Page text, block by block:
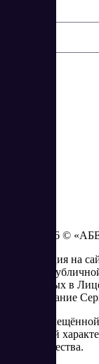
2023 - 2026 ©
Информация на
является
изложенных в
использование
Часть
рекламный
сотрудничества.